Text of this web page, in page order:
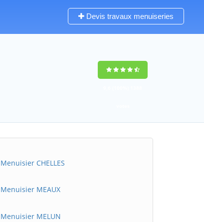
Devis travaux menuiseries
Menuisier CHELLES
Menuisier MEAUX
Menuisier MELUN